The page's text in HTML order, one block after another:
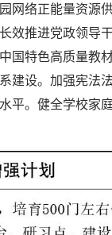
网络正能量资源
效推进党政领导
国特色高质量教
建设。加强宪法
平。健全学校家